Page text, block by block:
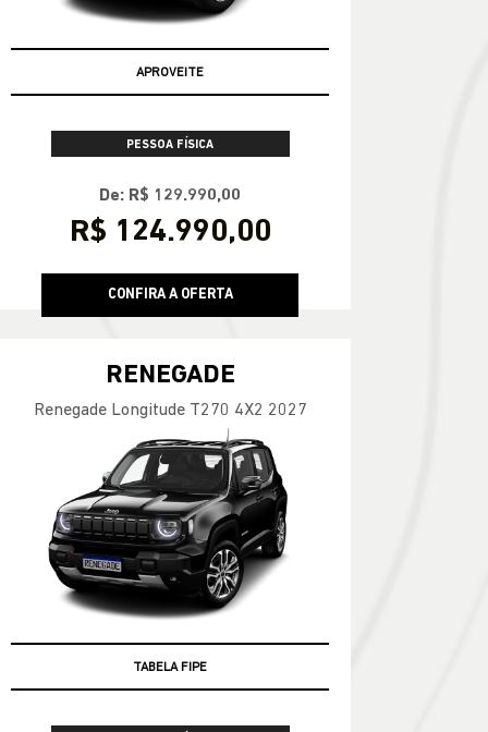
APROVEITE
PESSOA FÍSICA
De: R$ 129.990,00
R$ 124.990,00
CONFIRA A OFERTA
RENEGADE
Renegade Longitude T270 4X2 2027
TABELA FIPE